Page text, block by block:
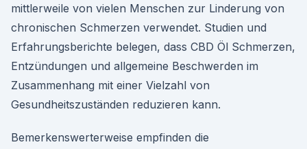
mittlerweile von vielen Menschen zur Linderung von
chronischen Schmerzen verwendet. Studien und
Erfahrungsberichte belegen, dass CBD Öl Schmerzen,
Entzündungen und allgemeine Beschwerden im
Zusammenhang mit einer Vielzahl von
Gesundheitszuständen reduzieren kann.
Bemerkenswerterweise empfinden die